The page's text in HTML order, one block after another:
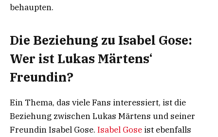
behaupten.
Die Beziehung zu Isabel Gose:
Wer ist Lukas Märtens‘
Freundin?
Ein Thema, das viele Fans interessiert, ist die
Beziehung zwischen Lukas Märtens und seiner
Freundin Isabel Gose. Isabel Gose ist ebenfalls